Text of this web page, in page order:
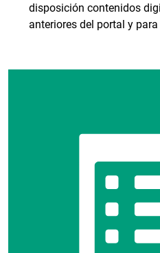
disposición contenidos
anteriores del portal y